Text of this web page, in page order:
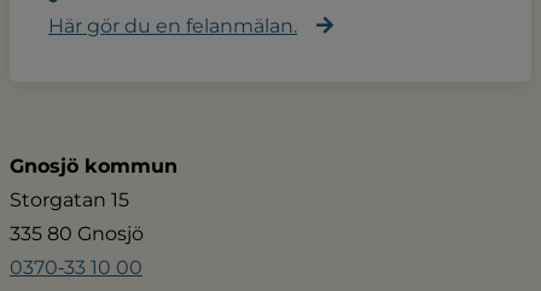
Här gör du en felanmälan.
Gnosjö kommun
Storgatan 15
335 80 Gnosjö
0370‑33 10 00